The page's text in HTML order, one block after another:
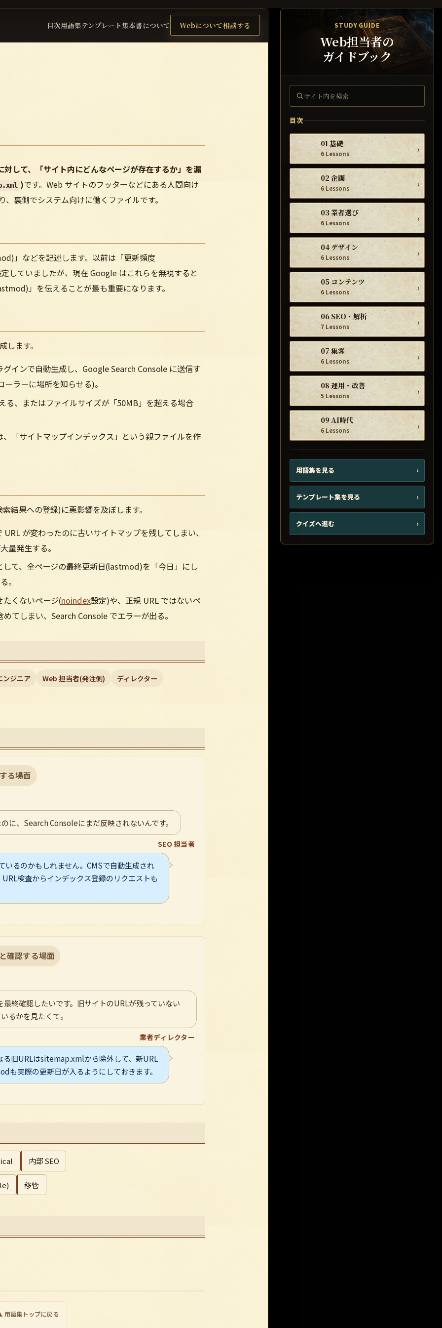
STUDY GUIDE
Web担当者の
ガイドブック
サイト内を検索
目次
01 基礎
6 Lessons ›
02 企画
6 Lessons ›
03 業者選び
6 Lessons ›
04 デザイン
6 Lessons ›
05 コンテンツ
6 Lessons ›
06 SEO・解析
7 Lessons ›
07 集客
6 Lessons ›
08 運用・改善
5 Lessons ›
09 AI時代
6 Lessons ›
用語集を見る ›
テンプレート集を見る ›
クイズへ進む ›
目次用語集テンプレート集本書について Webについて相談する
して、「サイト内にどんなページが存在するか」を漏
)です。Web サイトのフッターなどにある人間向け
、裏側でシステム向けに働くファイルです。
」などを記述します。以前は「更新頻度
ていましたが、現在 Google はこれらを無視すると
」を伝えることが最も重要になります。
ます。
インで自動生成し、Google Search Console に送信す
ラーに場所を知らせる)。
る、またはファイルサイズが「50MB」を超える場合
「サイトマップインデックス」という親ファイルを作
索結果への登録)に悪影響を及ぼします。
URL が変わったのに古いサイトマップを残してしまい、
量発生する。
して、全ページの最終更新日(lastmod)を「今日」にし
。
くないページ(noindex設定)や、正規 URL ではないペ
てしまい、Search Console でエラーが出る。
ンジニア Web 担当者(発注側) ディレクター
る場面
に、Search Consoleにまだ反映されないんです。
SEO 担当者
いるのかもしれません。CMSで自動生成され
検査からインデックス登録のリクエストも
確認する場面
最終確認したいです。旧サイトのURLが残っていない
るかを見たくて。
業者ディレクター
る旧URLはsitemap.xmlから除外して、新URL
も実際の更新日が入るようにしておきます。
内部 SEO
移管
用語集トップに戻る